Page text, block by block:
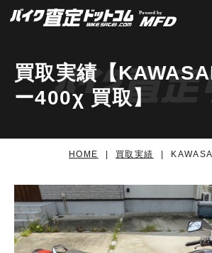
買取実績【
ー400χ 買取】
HOME 買取実績